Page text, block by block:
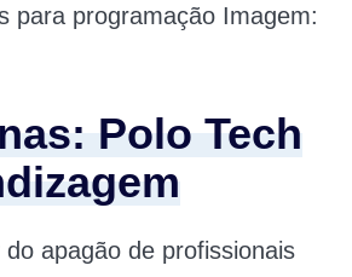
para programação Imagem:
Polo Tech
apagão de profissionais